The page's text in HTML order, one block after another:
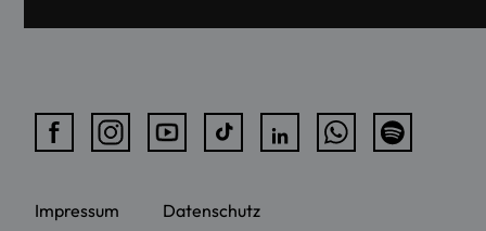
Impressum Datenschutz